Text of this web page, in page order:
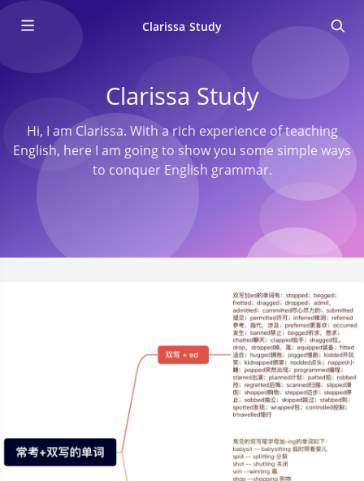
Clarissa Study
Clarissa Study
Hi, I am Clarissa. With a rich experience of teaching
English, here I am going to show you some simple ways
to conquer English grammar.